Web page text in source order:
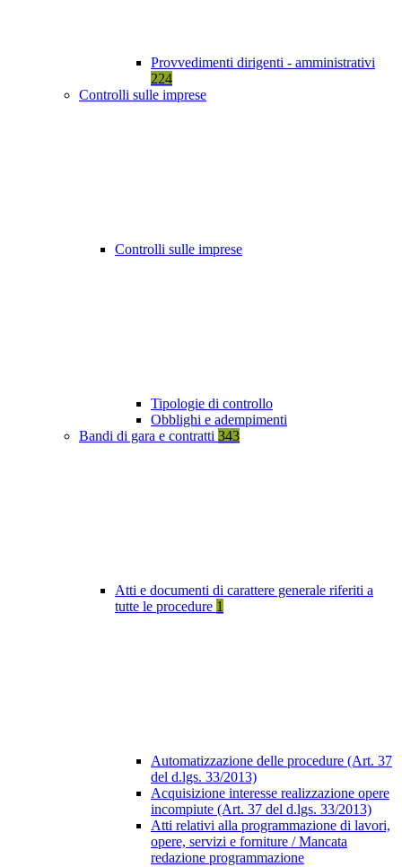
Provvedimenti dirigenti - amministrativi
224
Controlli sulle imprese
Controlli sulle imprese
Tipologie di controllo
Obblighi e adempimenti
Bandi di gara e contratti 343
Atti e documenti di carattere generale riferiti a
tutte le procedure 1
Automatizzazione delle procedure (Art. 37
del d.lgs. 33/2013)
Acquisizione interesse realizzazione opere
incompiute (Art. 37 del d.lgs. 33/2013)
Atti relativi alla programmazione di lavori,
opere, servizi e forniture / Mancata
redazione programmazione